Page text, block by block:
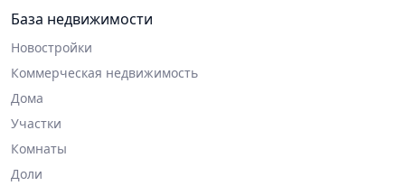
База недвижимости
Новостройки
Коммерческая недвижимость
Дома
Участки
Комнаты
Доли